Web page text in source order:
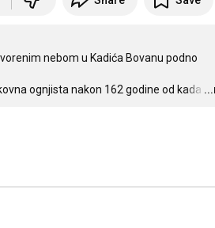
nebom u Kadića Bovanu podno
ognjista nakon 162 godine od kada …